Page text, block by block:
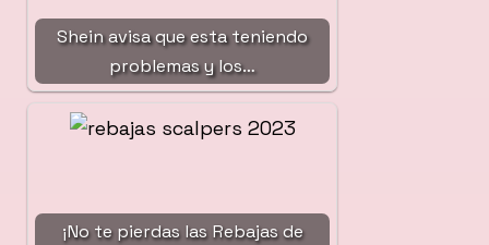
Shein avisa que esta teniendo
problemas y los…
¡No te pierdas las Rebajas de